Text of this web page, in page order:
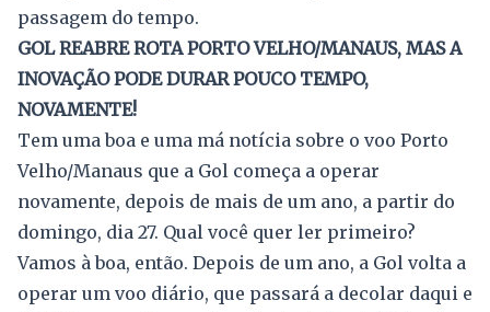
passagem do tempo.
GOL REABRE ROTA PORTO VELHO/MANAUS, MAS A
INOVAÇÃO PODE DURAR POUCO TEMPO,
NOVAMENTE!
Tem uma boa e uma má notícia sobre o voo Porto
Velho/Manaus que a Gol começa a operar
novamente, depois de mais de um ano, a partir do
domingo, dia 27. Qual você quer ler primeiro?
Vamos à boa, então. Depois de um ano, a Gol volta a
operar um voo diário, que passará a decolar daqui e